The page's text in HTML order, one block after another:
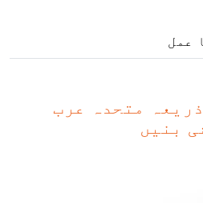
عمل
متحدہ عرب
بنیں